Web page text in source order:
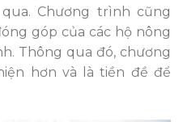
Chương trình cũng
góp của các hộ nông
Thông qua đó, chương
hơn và là tiền đề để